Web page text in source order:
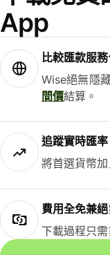
App
比較匯款服
Wise絕無隱
間價結算。
追蹤實時匯率
將首選貨幣
費用全免兼
下載過程只